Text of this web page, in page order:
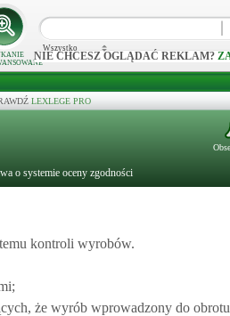
Wszystko
NIE CHCESZ OGLĄDAĆ REKLAM?
LEXLEGE PRO
o systemie oceny zgodności
kontroli wyrobów.
że wyrób wprowadzony do